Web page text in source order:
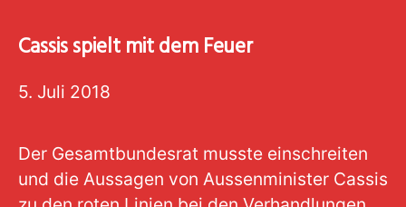
Cassis spielt mit dem Feuer
5. Juli 2018
Der Gesamtbundesrat musste einschreiten
und die Aussagen von Aussenminister Cassis